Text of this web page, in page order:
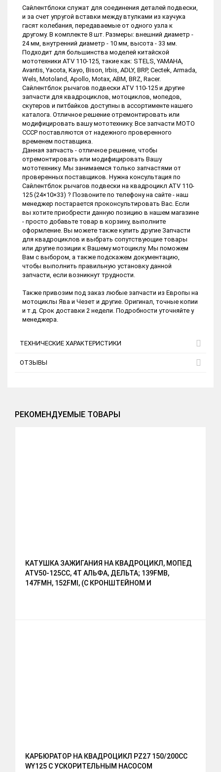
Сайлентблоки служат для соединения деталей подвески,
и за счет упругой вставки между втулками из каучука
гасят колебания, передаваемые от одного узла к
другому. В комплекте 8 шт. Размеры: внешний диаметр -
24 мм, внутренний диаметр - 10 мм, высота - 33 мм.
Подходит для большинства моделей китайской
мототехники ATV 110-125, такие как: STELS, YAMAHA,
Avantis, Yacota, Kayo, Bison, Irbis, ADLY, BRP, Cectek, Armada,
Wels, Motoland, Apollo, Motax, ABM, BRZ, Racer.
Сайлентблок рычагов подвески ATV 110-125 и другие
запчасти для квадроциклов, мотоциклов, мопедов,
скутеров и питбайков доступны в ассортименте нашего
каталога. Отличное решение отремонтировать или
модифицировать вашу мототехнику. Все запчасти МОТО
СССР поставляются от надежного проверенного
временем поставщика.
Данная запчасть - отличное решение, чтобы
отремонтировать или модифицировать Вашу
мототехнику. Мы занимаемся только запчастями от
проверенных поставщиков. Нужна консультация по
Сайлентблок рычагов подвески на квадроцикл ATV 110-
125 (24×10×33) ? Позвоните по телефону на сайте - наш
менеджер постарается проконсультировать Вас. Если
вы хотите приобрести данную позицию в нашем магазине
- просто добавьте товар в корзину, выполните
оформление. Вы можете также купить другие Запчасти
для квадроциклов и выбрать сопутствующие товары
или другие позиции к Вашему мотоциклу. Мы поможем
Вам с выбором, а также подскажем документацию,
чтобы выполнить правильную установку данной
запчасти, если возникнут трудности.
Также привозим под заказ любые запчасти из Европы на
мотоциклы Ява и Чезет и другие. Оригинал, точные копии
и т.д. Срок доставки 2 недели. Подробности уточняйте у
менеджера.
ТЕХНИЧЕСКИЕ ХАРАКТЕРИСТИКИ
ОТЗЫВЫ
РЕКОМЕНДУЕМЫЕ ТОВАРЫ
КАТУШКА ЗАЖИГАНИЯ НА КВАДРОЦИКЛ, МОПЕД
АТV50-125СС, 4Т АЛЬФА, ДЕЛЬТА; 139FMB,
147FMH, 152FMI, (С КРОНШТЕЙНОМ И
КАРБЮРАТОР НА КВАДРОЦИКЛ PZ27 150/200СС
WY125 С УСКОРИТЕЛЬНЫМ НАСОСОМ